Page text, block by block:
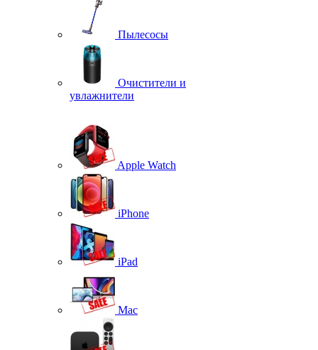
Пылесосы
Очистители и
увлажнители
Apple Watch
iPhone
iPad
Mac